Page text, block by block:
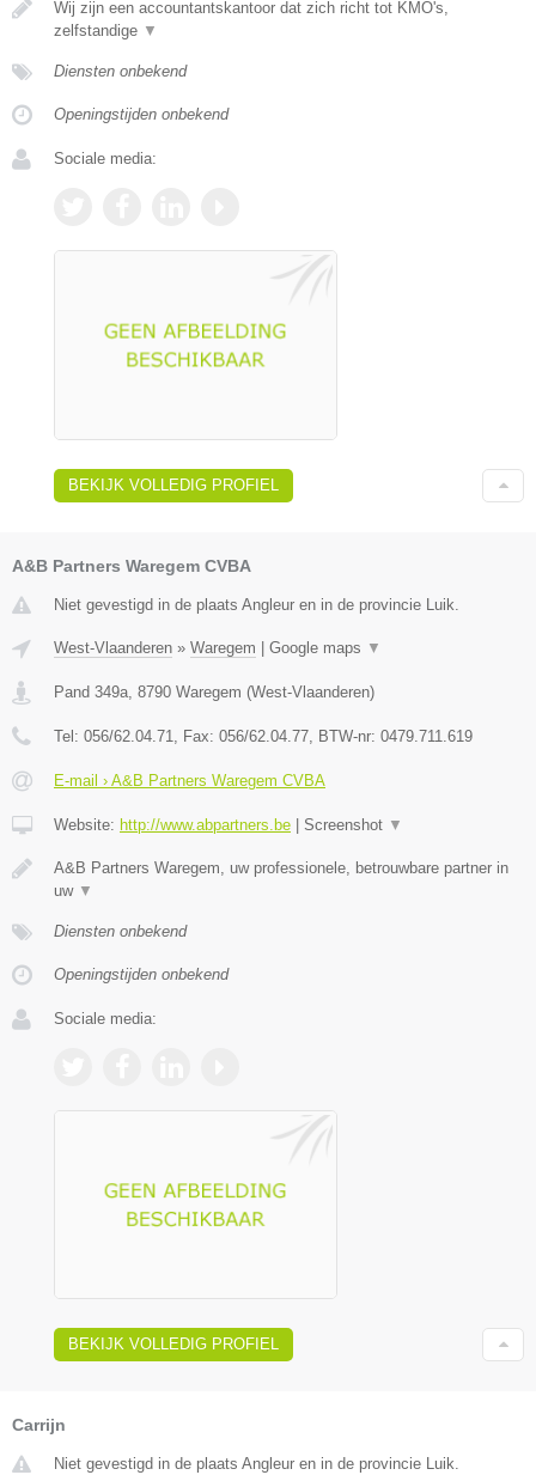
Wij zijn een accountantskantoor dat zich richt tot KMO's,
zelfstandige ▼
Diensten onbekend
Openingstijden onbekend
Sociale media:
BEKIJK VOLLEDIG PROFIEL
A&B Partners Waregem CVBA
Niet gevestigd in de plaats Angleur en in de provincie Luik.
West-Vlaanderen » Waregem | Google maps ▼
Pand 349a 8790 Waregem (West-Vlaanderen)
Tel: 056/62.04.71 , Fax: 056/62.04.77 , BTW-nr: 0479.711.619
E-mail › A&B Partners Waregem CVBA
Website: http://www.abpartners.be | Screenshot ▼
A&B Partners Waregem, uw professionele, betrouwbare partner in
uw ▼
Diensten onbekend
Openingstijden onbekend
Sociale media:
BEKIJK VOLLEDIG PROFIEL
Carrijn
Niet gevestigd in de plaats Angleur en in de provincie Luik.